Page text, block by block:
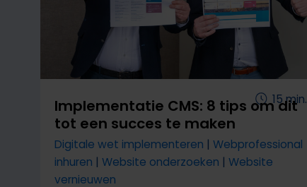
15min.
Implementatie CMS: 8 tips om dit
tot een succes te maken
Digitale wet implementeren
Webprofessional
inhuren
Website onderzoeken
Website
vernieuwen